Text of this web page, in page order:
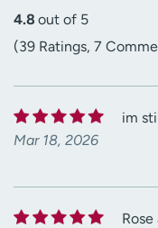
4.8 out of 5
(39 Ratings, 7
Mar 18, 2026
im